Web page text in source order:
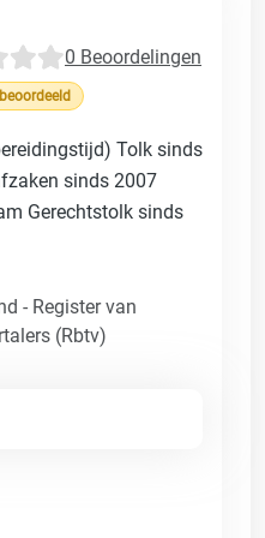
0 Beoordelingen
Tolk sinds
sinds 2007
Gerechtstolk sinds
- Register van
(Rbtv)